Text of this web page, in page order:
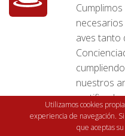
Utilizamos cookies
experiencia de navegación.
que aceptas su
aves tanto
nuestros
certificado
Compra